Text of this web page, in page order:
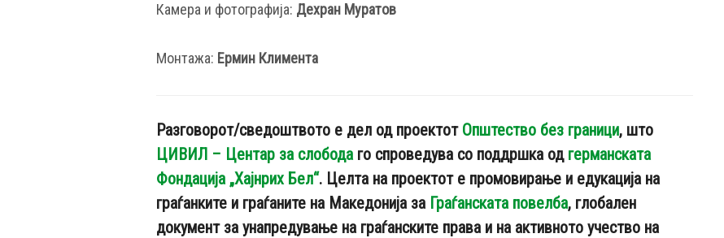
Камера и фотографија: Дехран Муратов
Монтажа: Ермин Климента
Разговорот/сведоштвото е дел од проектот Општество без граници, што
ЦИВИЛ – Центар за слободаго спроведува со поддршка од германската
Фондација „Хајнрих Бел“. Целта на проектот е промовирање и едукација на
граѓанките и граѓаните на Македонија за Граѓанската повелба, глобален
документ за унапредување на граѓанските права и на активното учество на